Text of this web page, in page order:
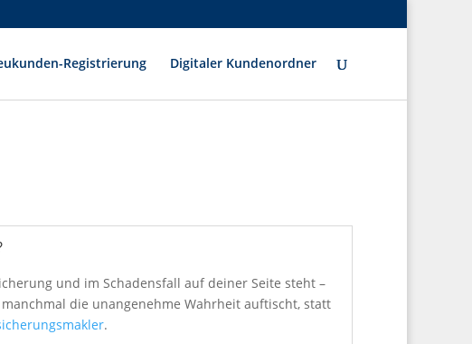
Registrierung Digitaler Kundenordner
und im Schadensfall auf deiner Seite steht –
die unangenehme Wahrheit auftischt, statt
.